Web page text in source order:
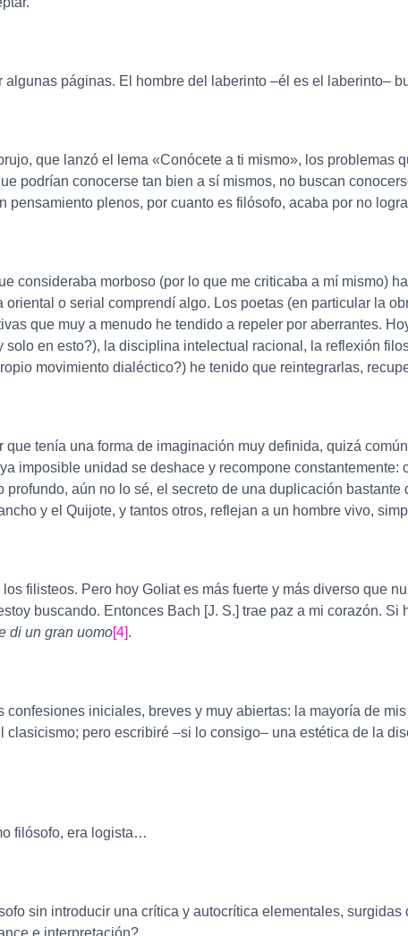
algunas páginas. El hombre del laberinto –él es el laberinto–
que lanzó el lema «Conócete a ti mismo», los problemas
podrían conocerse tan bien a sí mismos, no buscan
pensamiento plenos, por cuanto es filósofo, acaba por no
consideraba morboso (por lo que me criticaba a mí mismo)
oriental o serial comprendí algo. Los poetas (en particular la
que muy a menudo he tendido a repeler por aberrantes.
en esto?), la disciplina intelectual racional, la reflexión
movimiento dialéctico?) he tenido que reintegrarlas,
que tenía una forma de imaginación muy definida, quizá
imposible unidad se deshace y recompone
profundo, aún no lo sé, el secreto de una duplicación
y el Quijote, y tantos otros, reflejan a un hombre vivo,
filisteos. Pero hoy Goliat es más fuerte y más diverso que
buscando. Entonces Bach [J. S.] trae paz a mi corazón.
di un gran uomo[4].
confesiones iniciales, breves y muy abiertas: la mayoría de
pero escribiré –si lo consigo– una estética de la
filósofo, era logista…
sin introducir una crítica y autocrítica elementales,
e interpretación?